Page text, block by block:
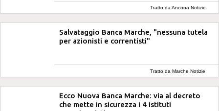
Tratto da Ancona Notizie
Salvataggio Banca Marche, "nessuna tutela
per azionisti e correntisti"
Tratto da Marche Notizie
Ecco Nuova Banca Marche: via al decreto
che mette in sicurezza i 4 istituti